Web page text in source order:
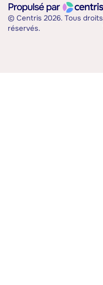
© Centris 2026. Tous droits
réservés.